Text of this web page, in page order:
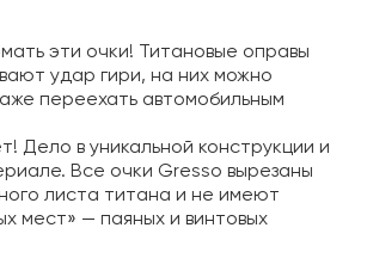
эти очки! Титановые оправы
удар гири, на них можно
переехать автомобильным
Дело в уникальной конструкции и
Все очки Gresso вырезаны
листа титана и не имеют
мест» — паяных и винтовых